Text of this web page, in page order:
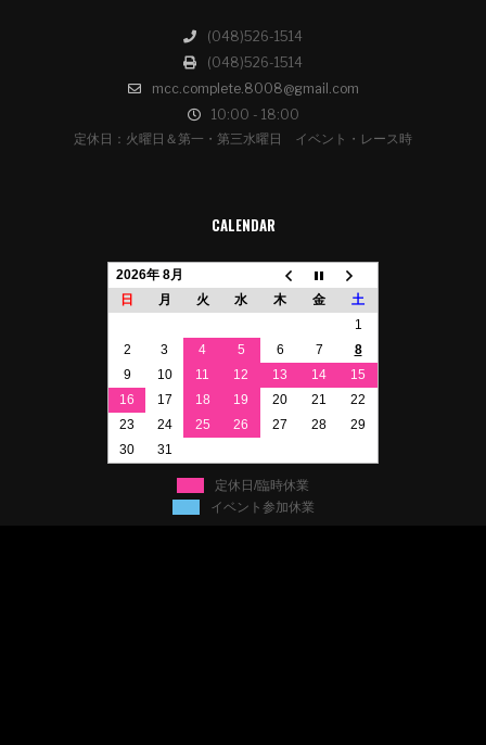
(048)526-1514
(048)526-1514
mcc.complete.8008@gmail.com
10:00 - 18:00
定休日：火曜日＆第一・第三水曜日 イベント・レース時
CALENDAR
2026年 8月
日
月 火 水 木 金
土
1
2
3 4 5 6 7
8
9
10 11 12 13 14
15
16
17 18 19 20 21
22
23
24 25 26 27 28
29
30
31
定休日/臨時休業
イベント参加休業